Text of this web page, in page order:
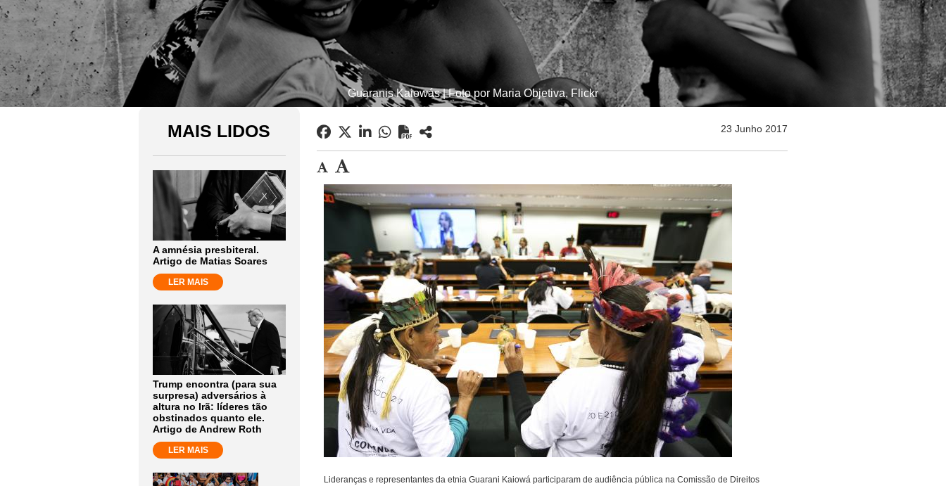
Guaranis Kaiowás | Foto por Maria Objetiva, Flickr
MAIS LIDOS
A amnésia presbiteral.
Artigo de Matias Soares
LER MAIS
Trump encontra (para sua
surpresa) adversários à
altura no Irã: líderes tão
obstinados quanto ele.
Artigo de Andrew Roth
LER MAIS
23 Junho 2017
Lideranças e representantes da etnia Guarani Kaiowá participaram de audiência pública na Comissão de Direitos